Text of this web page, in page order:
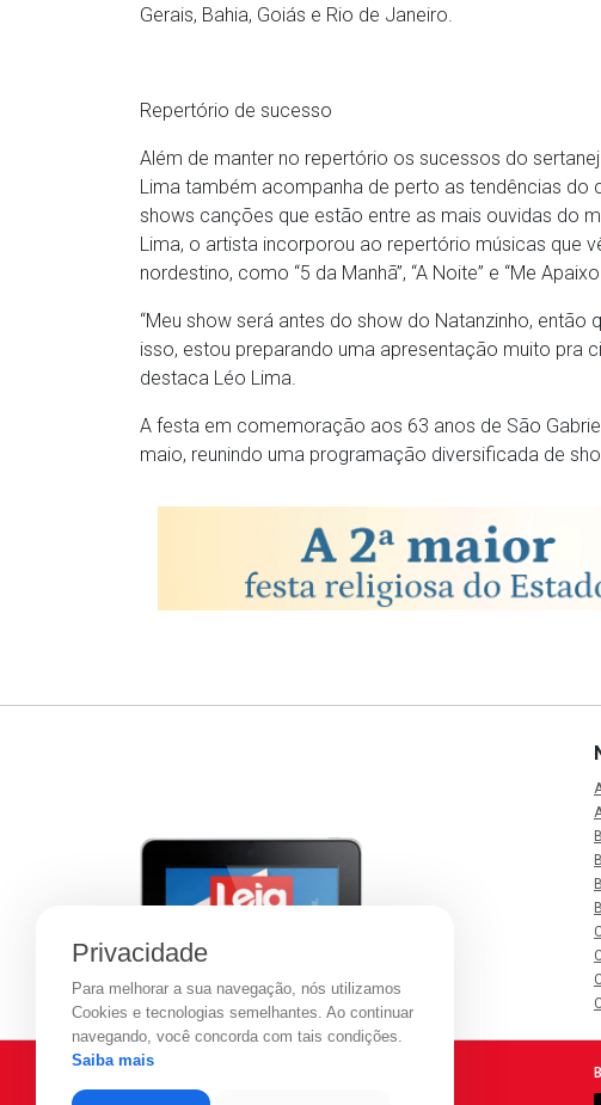
Gerais, Bahia, Goiás e Rio de Janeiro.
Repertório de sucesso
Além de manter no repertório os sucessos do
Lima também acompanha de perto as tendências do
shows canções que estão entre as mais ouvidas do
Lima, o artista incorporou ao repertório músicas que
nordestino, como “5 da Manhã”, “A Noite” e “Me
“Meu show será antes do show do Natanzinho,
isso, estou preparando uma apresentação muito pra
destaca Léo Lima.
A festa em comemoração aos 63 anos de São
maio, reunindo uma programação diversificada de
Privacidade
Para melhorar a sua navegação, nós utilizamos
Cookies e tecnologias semelhantes. Ao continuar
navegando, você concorda com tais condições.
Saiba mais